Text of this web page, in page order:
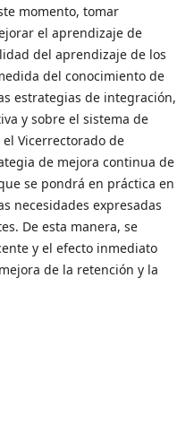
momento, tomar
el aprendizaje de
del aprendizaje de los
del conocimiento de
estrategias de integración,
y sobre el sistema de
Vicerrectorado de
de mejora continua de
se pondrá en práctica en
necesidades expresadas
De esta manera, se
y el efecto inmediato
de la retención y la